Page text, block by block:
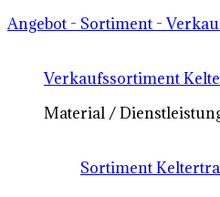
Angebot - Sortiment -
Verkaufssortiment
Material /
Sortiment